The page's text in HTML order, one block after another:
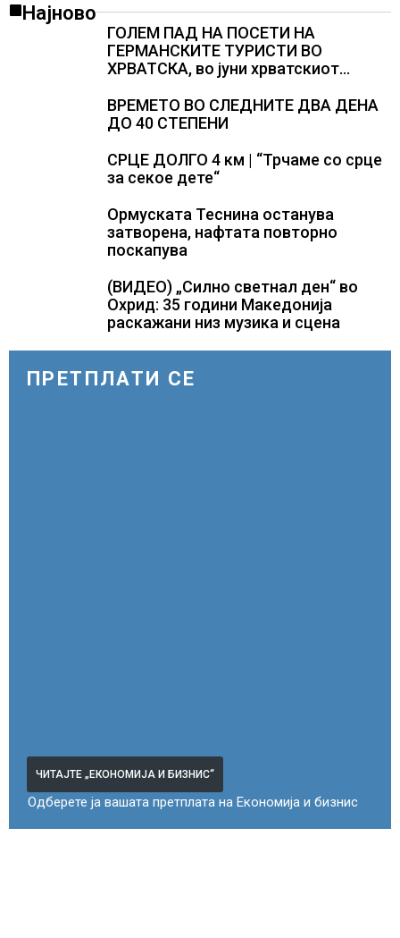
Најново
ГОЛЕМ ПАД НА ПОСЕТИ НА
ГЕРМАНСКИТЕ ТУРИСТИ ВО
ХРВАТСКА, во јуни хрватскиот
пристигнувања и ноќевања
ВРЕМЕТО ВО СЛЕДНИТЕ ДВА ДЕНА
ДО 40 СТЕПЕНИ
СРЦЕ ДОЛГО 4 км | “Трчаме со срце
за секое дете“
Ормуската Теснина останува
затворена, нафтата повторно
поскапува
(ВИДЕО) „Силно светнал ден“ во
Охрид: 35 години Македонија
раскажани низ музика и сцена
ПРЕТПЛАТИ СЕ
ЧИТАЈТЕ „ЕКОНОМИЈА И БИЗНИС“
Одберете ја вашата претплата на Економија и бизнис